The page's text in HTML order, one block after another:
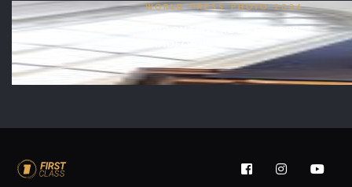
WORLD PRESS PHOTO 2024
NAGYON ERŐS AZ ÉV LEGJOBB